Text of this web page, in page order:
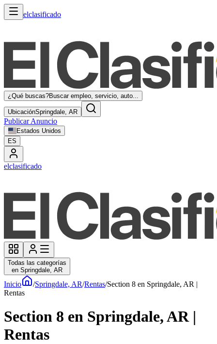
elclasificado
¿Qué buscas?Buscar empleo, servicio, auto...
UbicaciónSpringdale, AR
Publicar Anuncio
Estados Unidos
ES
elclasificado
Todas las categorías
en Springdale, AR
Inicio /Springdale, AR/Rentas/Section 8 en Springdale, AR |
Rentas
Section 8 en Springdale, AR |
Rentas